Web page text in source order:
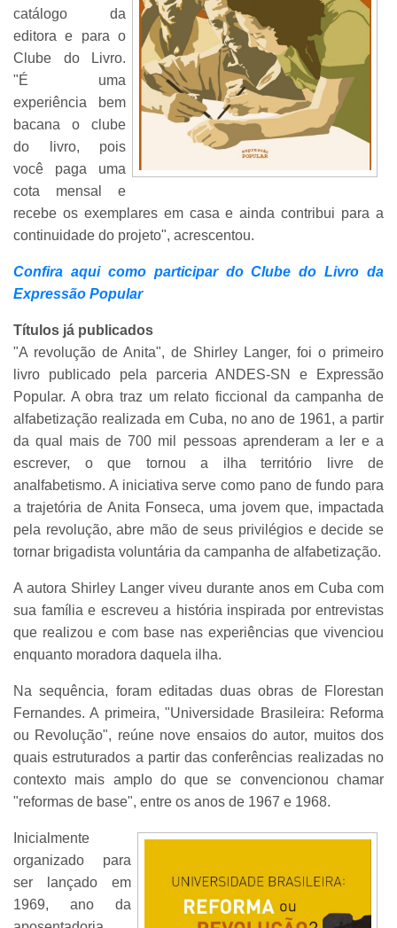
catálogo da
editora e para o
Clube do Livro.
"É uma
experiência bem
bacana o clube
do livro, pois
você paga uma
cota mensal e
recebe os exemplares em casa e ainda contribui para a
continuidade do projeto", acrescentou.
Confira aqui como participar do Clube do Livro da
Expressão Popular
Títulos já publicados
"A revolução de Anita", de Shirley Langer, foi o primeiro
livro publicado pela parceria ANDES-SN e Expressão
Popular. A obra traz um relato ficcional da campanha de
alfabetização realizada em Cuba, no ano de 1961, a partir
da qual mais de 700 mil pessoas aprenderam a ler e a
escrever, o que tornou a ilha território livre de
analfabetismo. A iniciativa serve como pano de fundo para
a trajetória de Anita Fonseca, uma jovem que, impactada
pela revolução, abre mão de seus privilégios e decide se
tornar brigadista voluntária da campanha de alfabetização.
A autora Shirley Langer viveu durante anos em Cuba com
sua família e escreveu a história inspirada por entrevistas
que realizou e com base nas experiências que vivenciou
enquanto moradora daquela ilha.
Na sequência, foram editadas duas obras de Florestan
Fernandes. A primeira, "Universidade Brasileira: Reforma
ou Revolução", reúne nove ensaios do autor, muitos dos
quais estruturados a partir das conferências realizadas no
contexto mais amplo do que se convencionou chamar
"reformas de base", entre os anos de 1967 e 1968.
Inicialmente
organizado para
ser lançado em
1969, ano da